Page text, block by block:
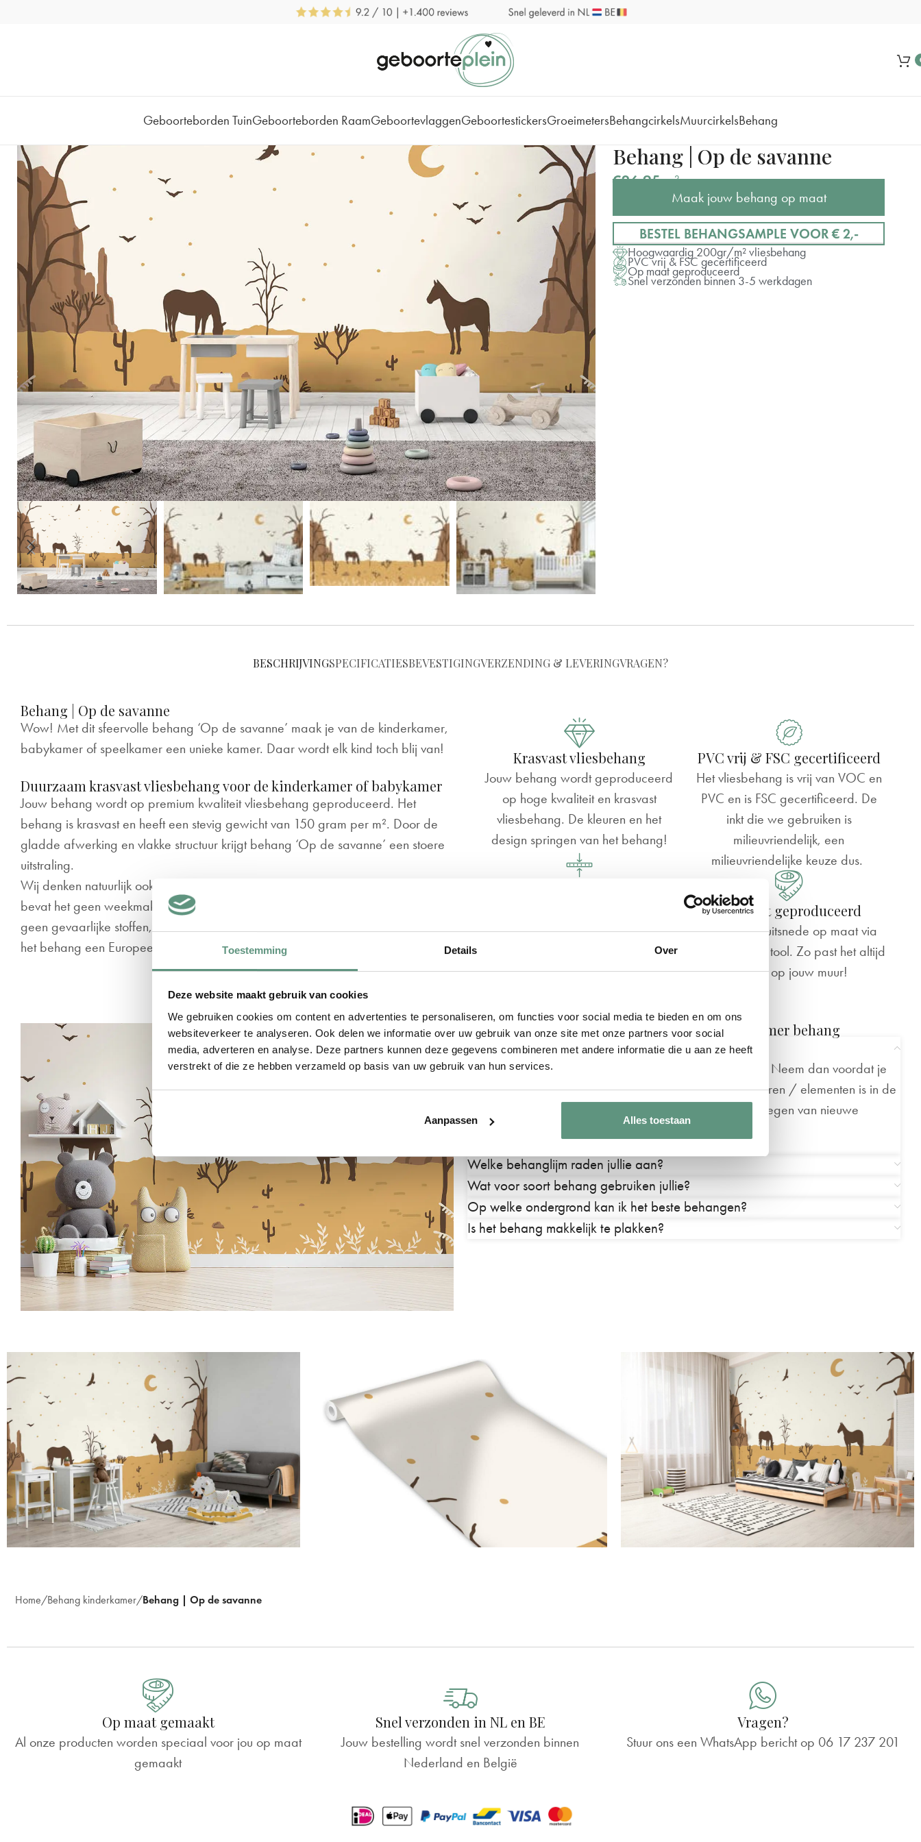
Toestemming Details Over
Deze website maakt gebruik van cookies
We gebruiken cookies om content en advertenties te personaliseren, om functies voor social media te bieden en om ons
websiteverkeer te analyseren. Ook delen we informatie over uw gebruik van onze site met onze partners voor social
media, adverteren en analyse. Deze partners kunnen deze gegevens combineren met andere informatie die u aan ze heeft
verstrekt of die ze hebben verzameld op basis van uw gebruik van hun services.
Aanpassen Alles toestaan
Geboorteborden TuinGeboorteborden RaamGeboortevlaggenGeboortestickersGroeimetersBehangcirkelsMuurcirkelsBehang
Behang | Op de savanne
€26,95m²
Maak jouw behang op maat
BESTEL BEHANGSAMPLE VOOR € 2,-
Hoogwaardig 200gr/m² vliesbehang
PVC vrij & FSC gecertificeerd
Op maat geproduceerd
Snel verzonden binnen 3-5 werkdagen
BESCHRIJVINGSPECIFICATIESBEVESTIGINGVERZENDING & LEVERINGVRAGEN?
Behang | Op de savanne
Wow! Met dit sfeervolle behang ‘Op de savanne’ maak je van de kinderkamer,
babykamer of speelkamer een unieke kamer. Daar wordt elk kind toch blij van!
Duurzaam krasvast vliesbehang voor de kinderkamer of babykamer
Jouw behang wordt op premium kwaliteit vliesbehang geproduceerd. Het
behang is krasvast en heeft een stevig gewicht van 150 gram per m². Door de
gladde afwerking en vlakke structuur krijgt behang ‘Op de savanne’ een stoere
uitstraling.
Wij denken natuurlijk ook aan het milieu. Ons behang is daarom PVC vrij en
bevat het geen weekmakers en glasvezels. Ook bevat de inkt die we gebruiken
geen gevaarlijke stoffen, geen schade dus aan mens en natuur. Daarnaast heeft
het behang een Europees brandcertificaat.
Krasvast vliesbehang
Jouw behang wordt geproduceerd
op hoge kwaliteit en krasvast
vliesbehang. De kleuren en het
design springen van het behang!
maar liefst 200gr/m², waardoor het
erg stevig is en je het makkelijk kunt
plakken.
PVC vrij & FSC gecertificeerd
Het vliesbehang is vrij van VOC en
PVC en is FSC gecertificeerd. De
inkt die we gebruiken is
milieuvriendelijk, een
milieuvriendelijke keuze dus.
Op maat geproduceerd
Maak jouw uitsnede op maat via
onze handige tool. Zo past het altijd
perfect op jouw muur!
Veelgestelde vragen over ons baby- en kinderkamer behang
Kan ik het ontwerp laten wijzigen?
In de meeste gevallen is dit mogelijk en helemaal gratis! Neem dan voordat je
bestelt evencontact met ons op. Het verplaatsen van dieren / elementen is in de
meeste gevallen mogelijk, wijzigen van kleuren en toevoegen van nieuwe
elementen meestal niet.
Welke behanglijm raden jullie aan?
Wat voor soort behang gebruiken jullie?
Op welke ondergrond kan ik het beste behangen?
Is het behang makkelijk te plakken?
Home Behang kinderkamer Behang | Op de savanne
Op maat gemaakt
Al onze producten worden speciaal voor jou op maat
gemaakt
Snel verzonden in NL en BE
Jouw bestelling wordt snel verzonden binnen
Nederland en België
Vragen?
Stuur ons een WhatsApp bericht op 06 17 237 201